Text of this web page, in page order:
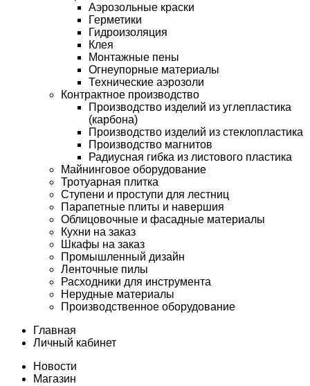
Аэрозольные краски
Герметики
Гидроизоляция
Клея
Монтажные пены
Огнеупорные материалы
Технические аэрозоли
Контрактное производство
Производство изделий из углепластика
(карбона)
Производство изделий из стеклопластика
Производство магнитов
Радиусная гибка из листового пластика
Майнинговое оборудование
Тротуарная плитка
Ступени и проступи для лестниц
Парапетные плиты и навершия
Облицовочные и фасадные материалы
Кухни на заказ
Шкафы на заказ
Промышленный дизайн
Ленточные пилы
Расходники для инструмента
Нерудные материалы
Производственное оборудование
Главная
Личный кабинет
Новости
Магазин